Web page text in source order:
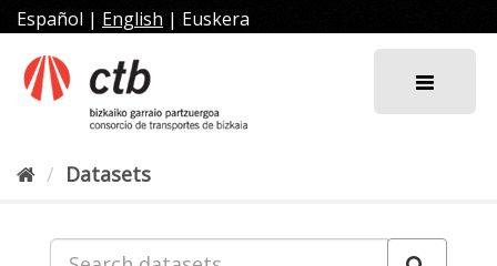
Skip
to
content
Español | English | Euskera
Datasets